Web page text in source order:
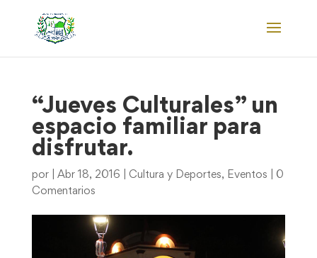
“Jueves Culturales” un
espacio familiar para
disfrutar.
por Abr 18, 2016 Cultura y Deportes, Eventos
0
Comentarios